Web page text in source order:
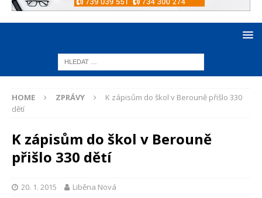
HOME ZPRÁVY
K zápisům do škol v Berouně přišlo 330
dětí
K zápisům do škol v Berouně
přišlo 330 dětí
20. 1. 2015 Liběna Nová